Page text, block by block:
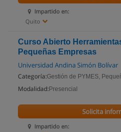
Impartido en:
Quito
Curso Abierto
Pequeñas Empresas
Universidad Andina Simón Bolívar
Categoría:Gestión de PYMES,
Modalidad: Presencial
Impartido en:
Solicita